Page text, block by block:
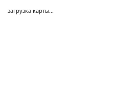
загрузка карты...